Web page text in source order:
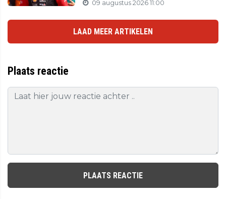
09 augustus 2026 11:00
LAAD MEER ARTIKELEN
Plaats reactie
PLAATS REACTIE